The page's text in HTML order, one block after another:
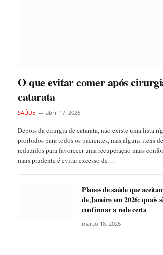
O que evitar comer após
catarata
SAÚDE abril 17, 2026
Depois da cirurgia de catarata, não existe uma lista
proibidos para todos os pacientes, mas alguns itens
reduzidos para favorecer uma recuperação mais
mais prudente é evitar excesso de…
Planos de saúde que
de Janeiro em 2026: quais
confirmar a rede certa
março 18, 2026